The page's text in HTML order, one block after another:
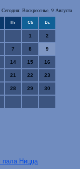
Сегодня: Воскресенье, 9 Августа
Пт Сб Вс
1 2
7 8 9
14 15 16
21 22 23
28 29 30
пала Ницца